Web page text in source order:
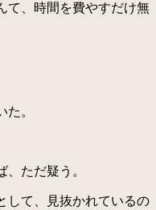
、時間を費やすだけ無
。
ただ疑う。
て、見抜かれているの